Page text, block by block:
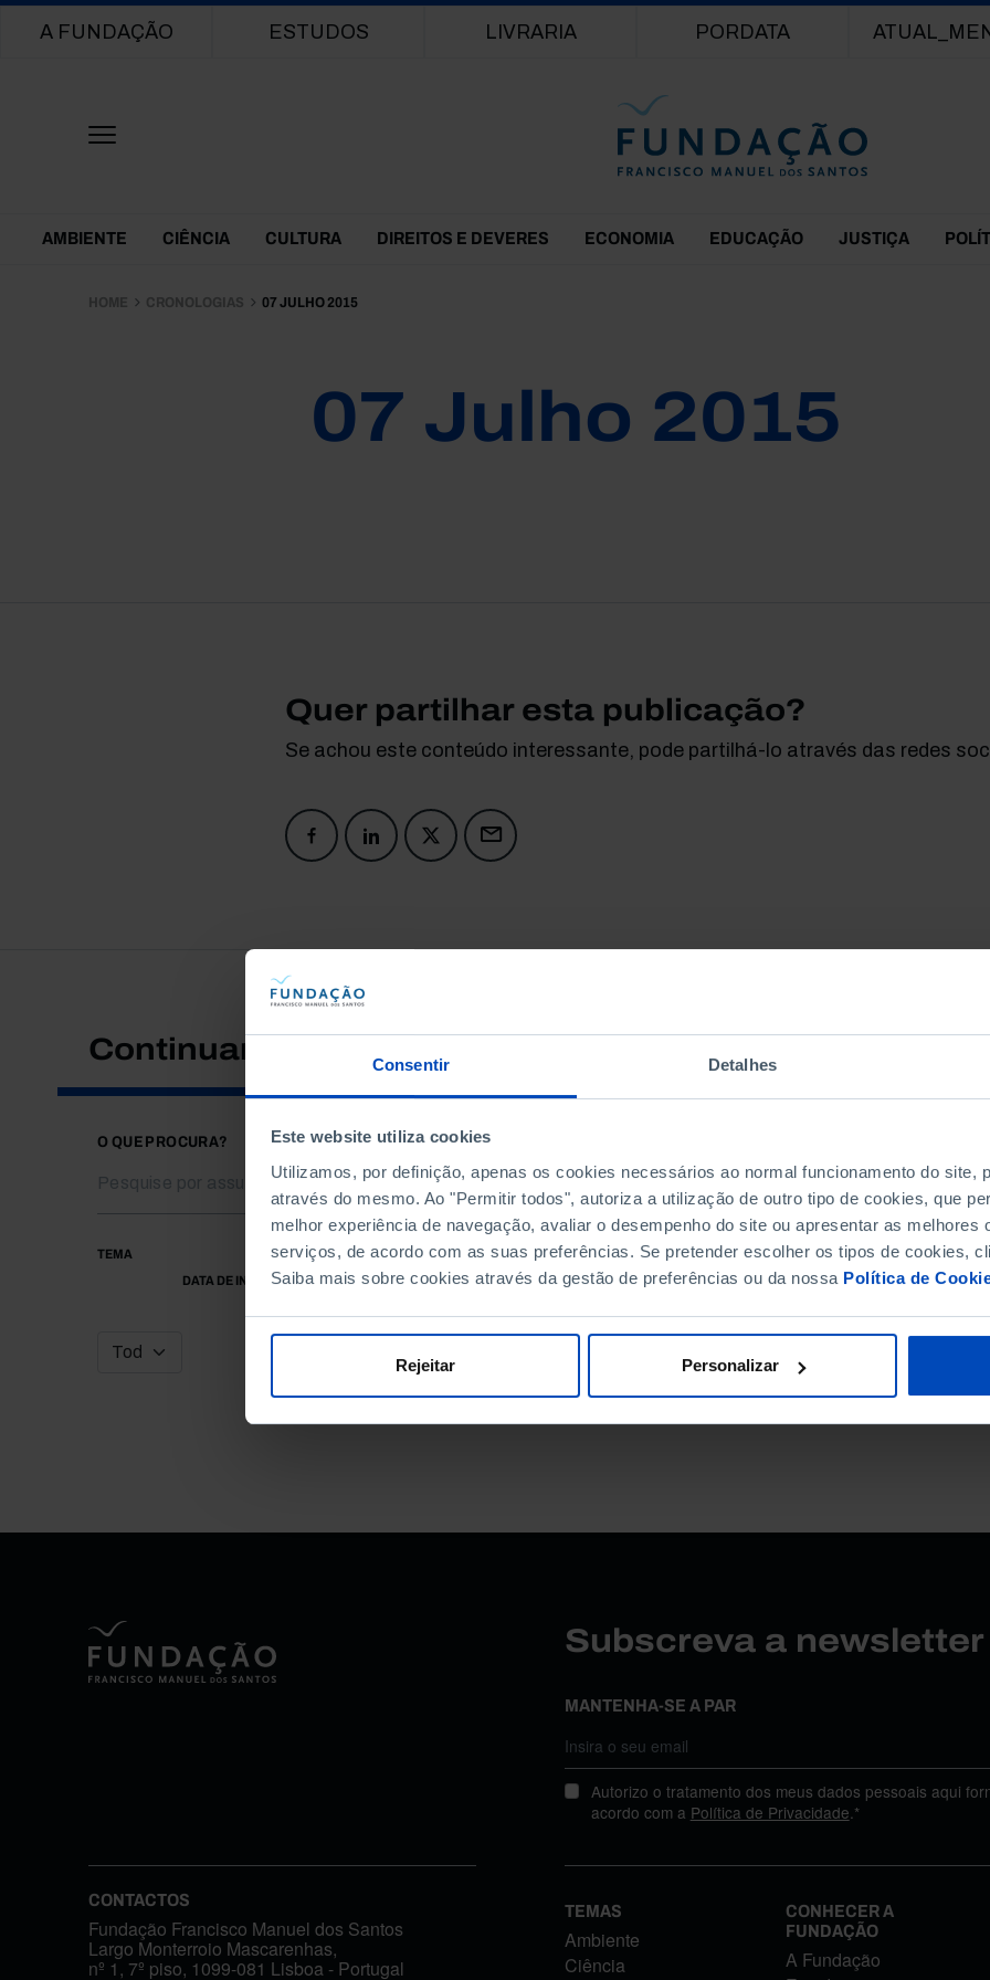
Consentir Detalhes
Este website utiliza cookies
Utilizamos, por definição, apenas os cookies necessários ao normal funcionamento do site,
através do mesmo. Ao "Permitir todos", autoriza a utilização de outro tipo de cookies, que
melhor experiência de navegação, avaliar o desempenho do site ou apresentar as melhores
serviços, de acordo com as suas preferências. Se pretender escolher os tipos de cookies,
Saiba mais sobre cookies através da gestão de preferências ou da nossa Política de
Rejeitar Personalizar
Main navigation
A FUNDAÇÃO ESTUDOS LIVRARIA PORDATA
Themes Menu
AMBIENTE CIÊNCIA CULTURA DIREITOS E DEVERES ECONOMIA EDUCAÇÃO JUSTIÇA
HOME CRONOLOGIAS 07 JULHO 2015
07 Julho 2015
Quer partilhar esta publicação?
Se achou este conteúdo interessante, pode partilhá-lo através das redes
Continuar a pesquisar
O QUE PROCURA?
TEMA
DATA DE INÍCIO
DATA DE FIM
Subscreva a
MANTENHA-SE A PAR
Autorizo o tratamento dos meus dados pessoais aqui
acordo com a Política de Privacidade.*
CONTACTOS
Fundação Francisco Manuel dos Santos
Largo Monterroio Mascarenhas,
nº 1, 7º piso, 1099-081 Lisboa - Portugal
TEMAS
Ambiente
Ciência
CONHECER A
FUNDAÇÃO
A Fundação